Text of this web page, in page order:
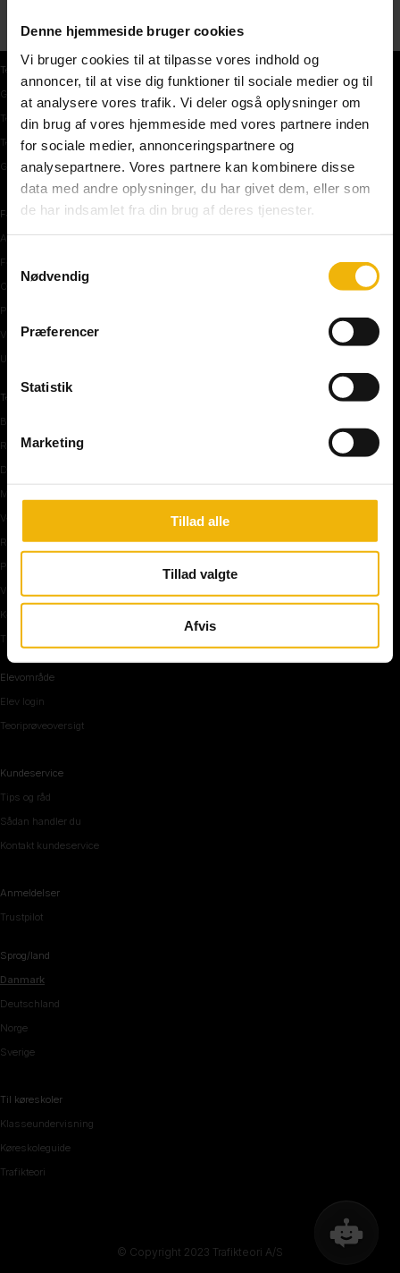
Denne hjemmeside bruger cookies
Vi bruger cookies til at tilpasse vores indhold og
annoncer, til at vise dig funktioner til sociale medier og til
at analysere vores trafik. Vi deler også oplysninger om
din brug af vores hjemmeside med vores partnere inden
for sociale medier, annonceringspartnere og
analysepartnere. Vores partnere kan kombinere disse
data med andre oplysninger, du har givet dem, eller som
de har indsamlet fra din brug af deres tjenester.
Nødvendig
Præferencer
Statistik
Marketing
Tillad alle
Tillad valgte
Afvis
Teoriprøver
Gratis teoriprøve
Teoriprøver oversigt
Teoriprøver – pakker/priser
Generhvervelse af kørekort
Færdselstavler
Advarselstavler
Forbudstavler
Oplysningstavler
Påbudstavler
Vigepligtstavler
Undertavler
Teoriundervisning
Bilens teknik
Risikoforhold
De første manøvre på vej
Manøvre på vej
Vejkryds
Rundkørsel og motorvej
Parkering, mørke og tunnel
Vi mennesker
Køreteknik
Tips og råd inden teoriprøven
Elevområde
Elev login
Teoriprøveoversigt
Kundeservice
Tips og råd
Sådan handler du
Kontakt kundeservice
Anmeldelser
Trustpilot
Sprog/land
Danmark
Deutschland
Norge
Sverige
Til køreskoler
Klasseundervisning
Køreskoleguide
Trafikteori
© Copyright 2023 Trafikteori A/S